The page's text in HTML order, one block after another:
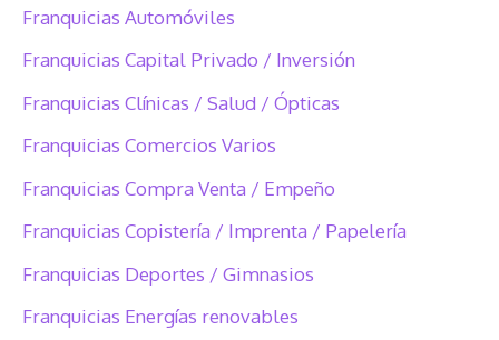
Franquicias Automóviles
Franquicias Capital Privado / Inversión
Franquicias Clínicas / Salud / Ópticas
Franquicias Comercios Varios
Franquicias Compra Venta / Empeño
Franquicias Copistería / Imprenta / Papelería
Franquicias Deportes / Gimnasios
Franquicias Energías renovables